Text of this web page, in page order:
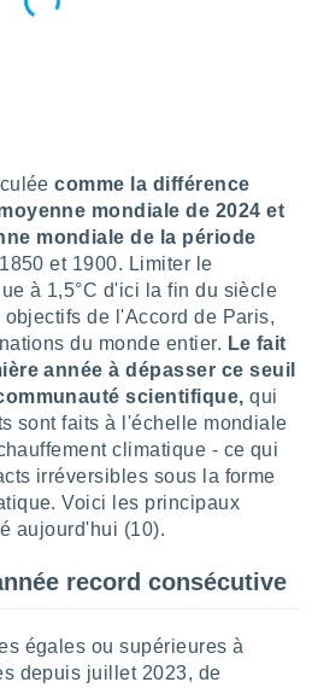
comme la différence
mondiale de 2024 et
mondiale de la période
et 1900. Limiter le
à 1,5°C d'ici la fin du siècle
de l'Accord de Paris,
du monde entier. Le fait
année à dépasser ce seuil
scientifique,qui
sont faits à l'échelle mondiale
climatique - ce qui
irréversibles sous la forme
Voici les principaux
aujourd'hui (10).
record consécutive
égales ou supérieures à
depuis juillet 2023, de